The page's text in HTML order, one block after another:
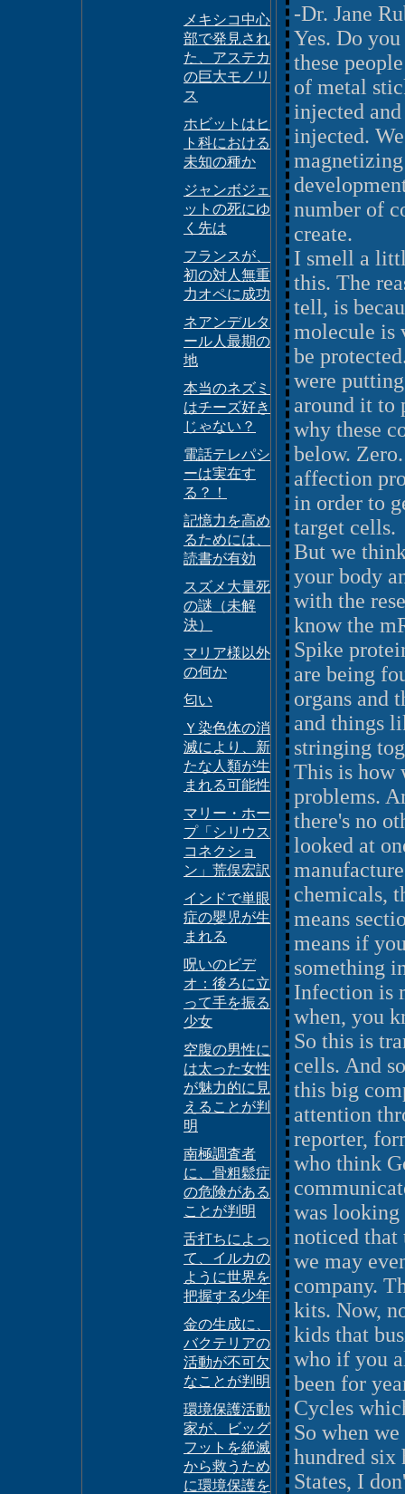
メキシコ中心
部で発見され
た、アステカ
の巨大モノリ
ス
ホビットはヒ
ト科における
未知の種か
ジャンボジェ
ットの死にゆ
く先は
フランスが、
初の対人無重
力オペに成功
ネアンデルタ
ール人最期の
地
本当のネズミ
はチーズ好き
じゃない？
電話テレパシ
ーは実在す
る？！
記憶力を高め
るためには、
読書が有効
スズメ大量死
の謎（未解
決）
マリア様以外
の何か
匂い
Ｙ染色体の消
滅により、新
たな人類が生
まれる可能性
マリー・ホー
プ「シリウス
コネクショ
ン」荒俣宏訳
インドで単眼
症の嬰児が生
まれる
呪いのビデ
オ：後ろに立
って手を振る
少女
空腹の男性に
は太った女性
が魅力的に見
えることが判
明
南極調査者
に、骨粗鬆症
の危険がある
ことが判明
舌打ちによっ
て、イルカの
ように世界を
把握する少年
金の生成に、
バクテリアの
活動が不可欠
なことが判明
環境保護活動
家が、ビッグ
フットを絶滅
から救うため
に環境保護を
-Dr. Jane
Yes. Do
these
of metal
injected
injected.
number of
create.
I smell a
this. The
tell, is
molecule is
be
were
around it to
why these
below.
affection
in order to
target cells.
But we
your body
with the
know the
Spike
are being
organs and
and things
stringing
This is how
problems.
there's no
looked at
chemicals,
means
means if
something
Infection is
when, you
So this is
cells. And
this big
attention
reporter,
who think
was looking
noticed that
we may
company.
kits. Now,
kids that
who if you
been for
Cycles
So when
hundred six
States, I